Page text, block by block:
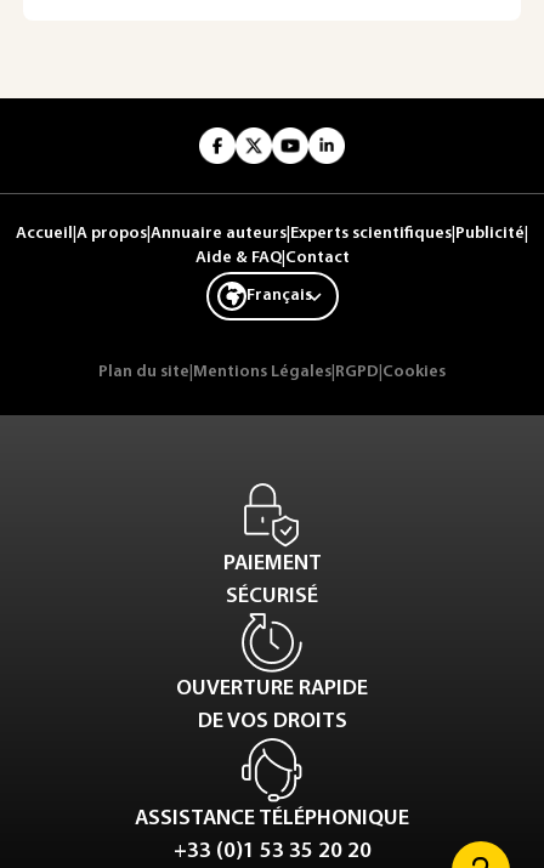
Accueil A propos Annuaire auteurs Experts scientifiques Publicité
Aide & FAQ| Contact
Français
Plan du site Mentions Légales RGPD Cookies
PAIEMENT
SÉCURISÉ
OUVERTURE RAPIDE
DE VOS DROITS
ASSISTANCE TÉLÉPHONIQUE
+33 (0)1 53 35 20 20